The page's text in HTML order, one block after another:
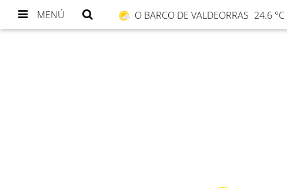
MENÚ O BARCO DE VALDEORRAS 24.6 °C